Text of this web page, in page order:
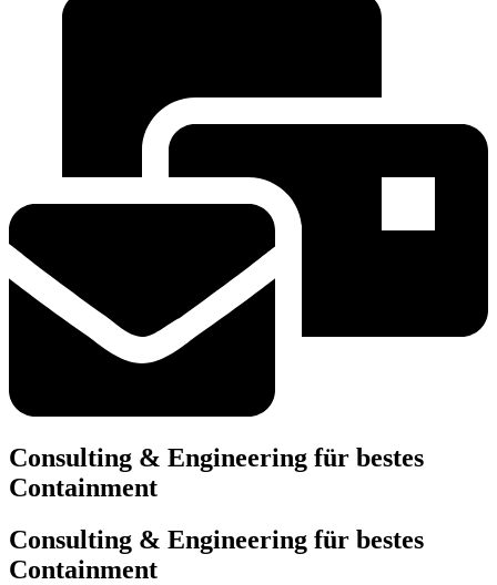
Consulting & Engineering für bestes
Containment
Consulting & Engineering für bestes
Containment